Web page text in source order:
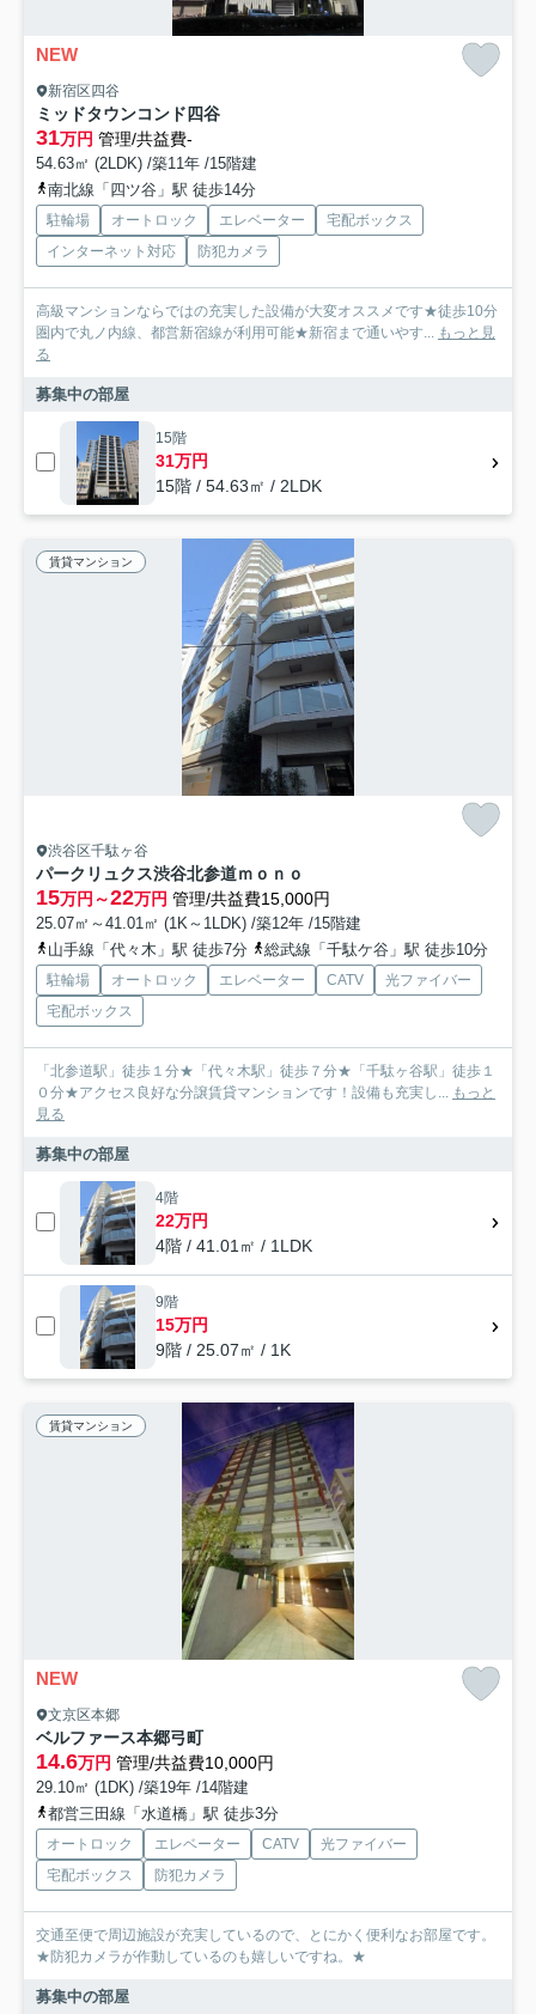
NEW
新宿区四谷
ミッドタウンコンド四谷
31万円 管理/共益費-
54.63㎡ (2LDK) /築11年 /15階建
南北線「四ツ谷」駅 徒歩14分
駐輪場 オートロック エレベーター
宅配ボックス
インターネット対応
防犯カメラ
高級マンションならではの充実した設備が大変オススメです★徒歩10分
圏内で丸ノ内線、都営新宿線が利用可能★新宿まで通いやす... もっと見
る
募集中の部屋
15階
31万円
15階 / 54.63㎡ / 2LDK
賃貸マンション
渋谷区千駄ヶ谷
パークリュクス渋谷北参道ｍｏｎｏ
15万円～22万円 管理/共益費15,000円
25.07㎡～41.01㎡ (1K～1LDK) /築12年 /15階建
山手線「代々木」駅 徒歩7分
総武線「千駄ケ谷」駅 徒歩10分
駐輪場 オートロック エレベーター CATV
光ファイバー
宅配ボックス
「北参道駅」徒歩１分★「代々木駅」徒歩７分★「千駄ヶ谷駅」徒歩１
０分★アクセス良好な分譲賃貸マンションです！設備も充実し... もっと
見る
募集中の部屋
4階
22万円
4階 / 41.01㎡ / 1LDK
9階
15万円
9階 / 25.07㎡ / 1K
賃貸マンション
NEW
文京区本郷
ベルファース本郷弓町
14.6万円 管理/共益費10,000円
29.10㎡ (1DK) /築19年 /14階建
都営三田線「水道橋」駅 徒歩3分
オートロック エレベーター CATV
光ファイバー
宅配ボックス
防犯カメラ
交通至便で周辺施設が充実しているので、とにかく便利なお部屋です。
★防犯カメラが作動しているのも嬉しいですね。★
募集中の部屋